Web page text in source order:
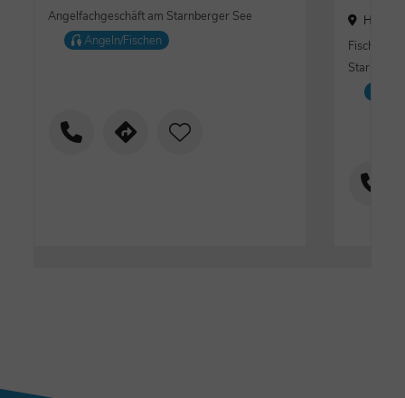
Angelfachgeschäft am Starnberger See
Angeln/Fischen
Fischerei